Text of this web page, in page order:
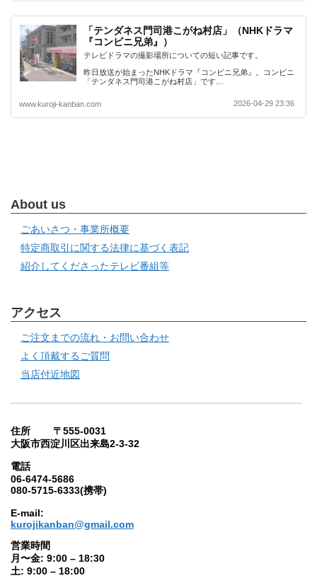
「テンダネス門司港こがね村店」（NHKドラマ
『コンビニ兄弟』）
テレビドラマの撮影場所についての短い記事です。
昨日放送が始まったNHKドラマ『コンビニ兄弟』。コンビニ
「テンダネス門司港こがね村店」です…
www.kuroji-kanban.com 2026-04-29 23:36
About us
ごあいさつ・事業所概要
特定商取引に関する法律に基づく表記
紹介してくださったテレビ番組等
アクセス
ご注文までの流れ・お問い合わせ
よく頂戴するご質問
当店付近地図
住所 〒555-0031
大阪市西淀川区出来島2-3-32
電話
06-6474-5686
080-5715-6333(携帯)
E-mail:
kurojikanban@gmail.com
営業時間
月〜金: 9:00 – 18:30
土: 9:00 – 18:00